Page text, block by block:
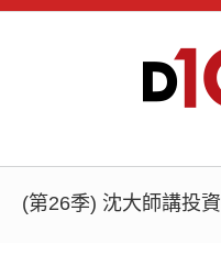
(第26季) 沈大師講投資